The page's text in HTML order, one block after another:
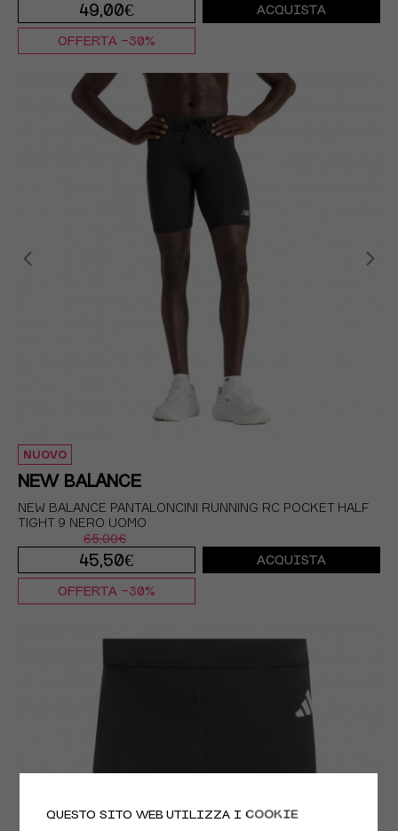
49,00€
L
ACQUISTA
OFFERTA -30%
NUOVO
NEW BALANCE
NEW BALANCE PANTALONCINI RUNNING RC POCKET HALF
TIGHT 9 NERO UOMO
65,00€
45,50€ ACQUISTA
OFFERTA -30%
QUESTO SITO WEB UTILIZZA I COOKIE